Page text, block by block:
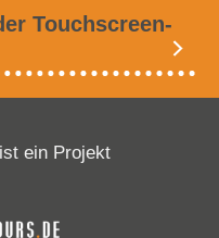
Touchscreen-
ein Projekt